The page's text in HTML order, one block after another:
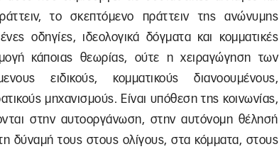
το σκεπτόμενο πράττειν της ανώνυμης
οδηγίες, ιδεολογικά δόγματα και κομματικές
κάποιας θεωρίας, ούτε η χειραγώγηση των
ειδικούς, κομματικούς διανοουμένους,
μηχανισμούς. Είναι υπόθεση της κοινωνίας,
στην αυτοοργάνωση, στην αυτόνομη θέλησή
δύναμή τους στους ολίγους, στα κόμματα, στους